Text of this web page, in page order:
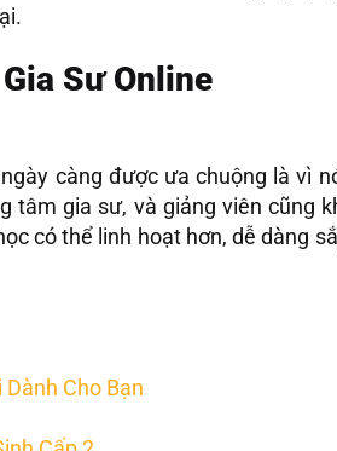
Sư Online
càng được ưa chuộng là vì
tâm gia sư, và giảng viên cũng
có thể linh hoạt hơn, dễ dàng
Cho Bạn